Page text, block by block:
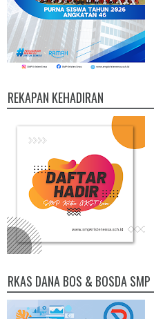
REKAPAN KEHADIRAN
RKAS DANA BOS & BOSDA SMP